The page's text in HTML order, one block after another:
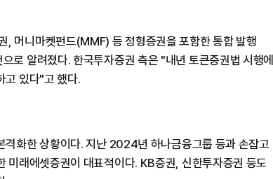
, 머니마켓펀드(MMF) 등 정형증권을 포함한 통합 발행
로 알려졌다. 한국투자증권 측은 "내년 토큰증권법 시행에
고 있다"고 했다.
격화한 상황이다. 지난 2024년 하나금융그룹 등과 손잡고
미래에셋증권이 대표적이다. KB증권, 신한투자증권 등도